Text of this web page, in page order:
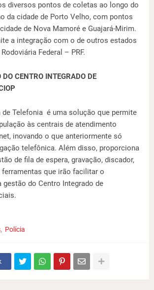
diversos pontos de coletas ao longo do
da cidade de Porto Velho, com pontos
de Nova Mamoré e Guajará-Mirim.
a integração com o de outros estados
Federal – PRF.
CENTRO INTEGRADO DE
de Telefonia é uma solução que permite
às centrais de atendimento
inovando o que anteriormente só
telefônica. Além disso, proporciona
de fila de espera, gravação, discador,
que irão facilitar o
gestão do Centro Integrado de
Polícia